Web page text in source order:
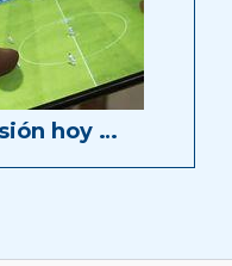
hoy …